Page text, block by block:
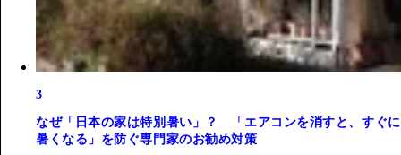
3
なぜ「日本の家は特別暑い」？ 「エアコンを消すと、すぐに
暑くなる」を防ぐ専門家のお勧め対策